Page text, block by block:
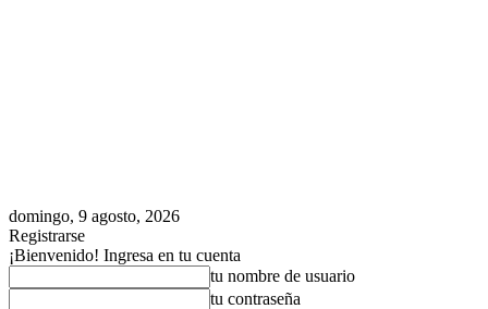
domingo, 9 agosto, 2026
Registrarse
¡Bienvenido! Ingresa en tu cuenta
tu nombre de usuario
tu contraseña